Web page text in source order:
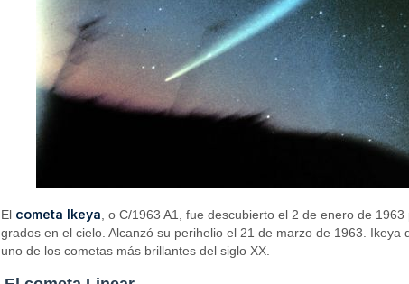
El cometa Ikeya , o C/1963 A1, fue descubierto el 2 de enero de
grados en el cielo. Alcanzó su perihelio el 21 de marzo de 1963.
uno de los cometas más brillantes del siglo XX.